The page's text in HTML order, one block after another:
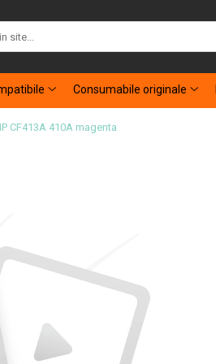
Consumabile originale
CF413A 410A magenta